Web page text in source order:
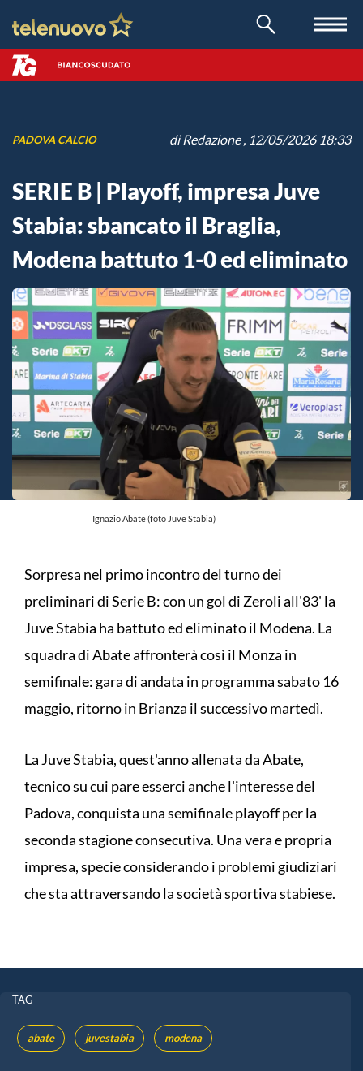
PADOVA CALCIO diRedazione, 12/05/2026 18:33
SERIE B | Playoff, impresa Juve
Stabia: sbancato il Braglia,
Modena battuto 1-0 ed eliminato
Ignazio Abate (foto Juve Stabia)
Sorpresa nel primo incontro del turno dei
preliminari di Serie B: con un gol di Zeroli all'83' la
Juve Stabia ha battuto ed eliminato il Modena. La
squadra di Abate affronterà così il Monza in
semifinale: gara di andata in programma sabato 16
maggio, ritorno in Brianza il successivo martedì.
La Juve Stabia, quest'anno allenata da Abate,
tecnico su cui pare esserci anche l'interesse del
Padova, conquista una semifinale playoff per la
seconda stagione consecutiva. Una vera e propria
impresa, specie considerando i problemi giudiziari
che sta attraversando la società sportiva stabiese.
TAG
abate juvestabia modena